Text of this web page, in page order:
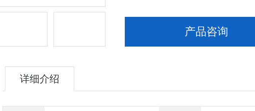
产品咨询
详细介绍